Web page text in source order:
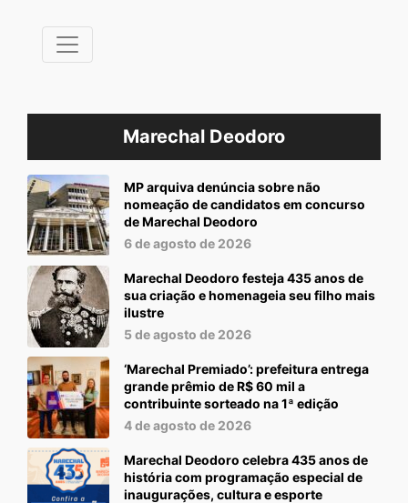
Marechal Deodoro
MP arquiva denúncia sobre não
nomeação de candidatos em concurso
de Marechal Deodoro
6 de agosto de 2026
Marechal Deodoro festeja 435 anos de
sua criação e homenageia seu filho mais
ilustre
5 de agosto de 2026
‘Marechal Premiado’: prefeitura entrega
grande prêmio de R$ 60 mil a
contribuinte sorteado na 1ª edição
4 de agosto de 2026
Marechal Deodoro celebra 435 anos de
história com programação especial de
inaugurações, cultura e esporte